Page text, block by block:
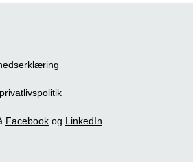
Facebook og LinkedIn